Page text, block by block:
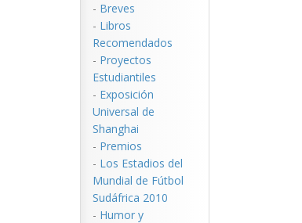
- Breves
- Libros
Recomendados
- Proyectos
Estudiantiles
- Exposición
Universal de
Shanghai
- Premios
- Los Estadios del
Mundial de Fútbol
Sudáfrica 2010
- Humor y